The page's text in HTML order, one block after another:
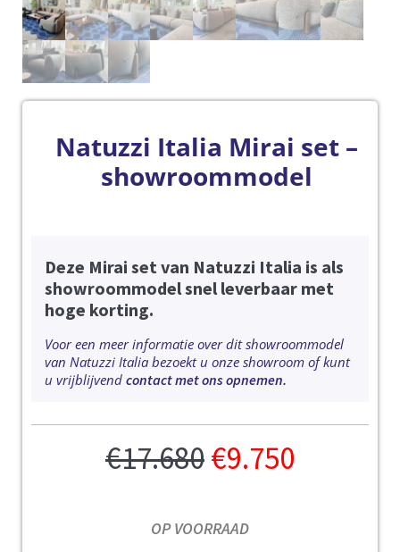
Natuzzi Italia Mirai set –
showroommodel
Deze Mirai set van Natuzzi Italia is als
showroommodel snel leverbaar met
hoge korting.
Voor een meer informatie over dit showroommodel
van Natuzzi Italia bezoekt u onze showroom of kunt
u vrijblijvend contact met ons opnemen.
€17.680€9.750
OP VOORRAAD